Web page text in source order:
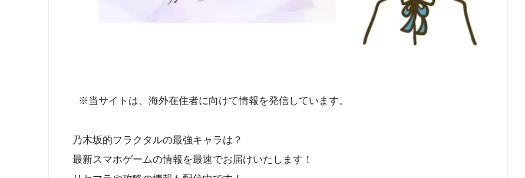
※当サイトは、海外在住者に向けて情報を発信しています。
乃木坂的フラクタルの最強キャラは？
最新スマホゲームの情報を最速でお届けいたします！